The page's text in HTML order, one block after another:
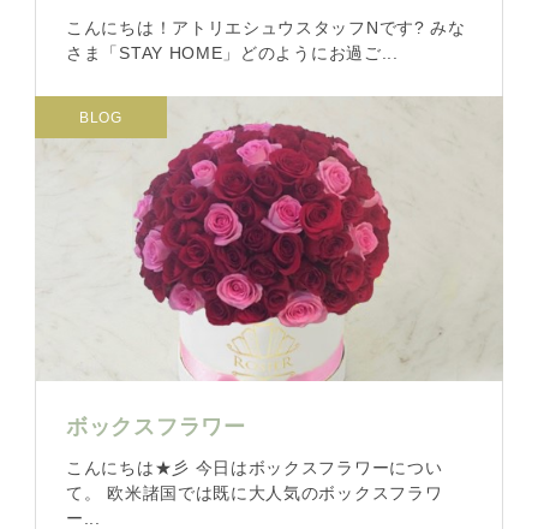
こんにちは！アトリエシュウスタッフNです? みな
さま「STAY HOME」どのようにお過ご...
BLOG
ボックスフラワー
こんにちは★彡 今日はボックスフラワーについ
て。 欧米諸国では既に大人気のボックスフラワ
ー...